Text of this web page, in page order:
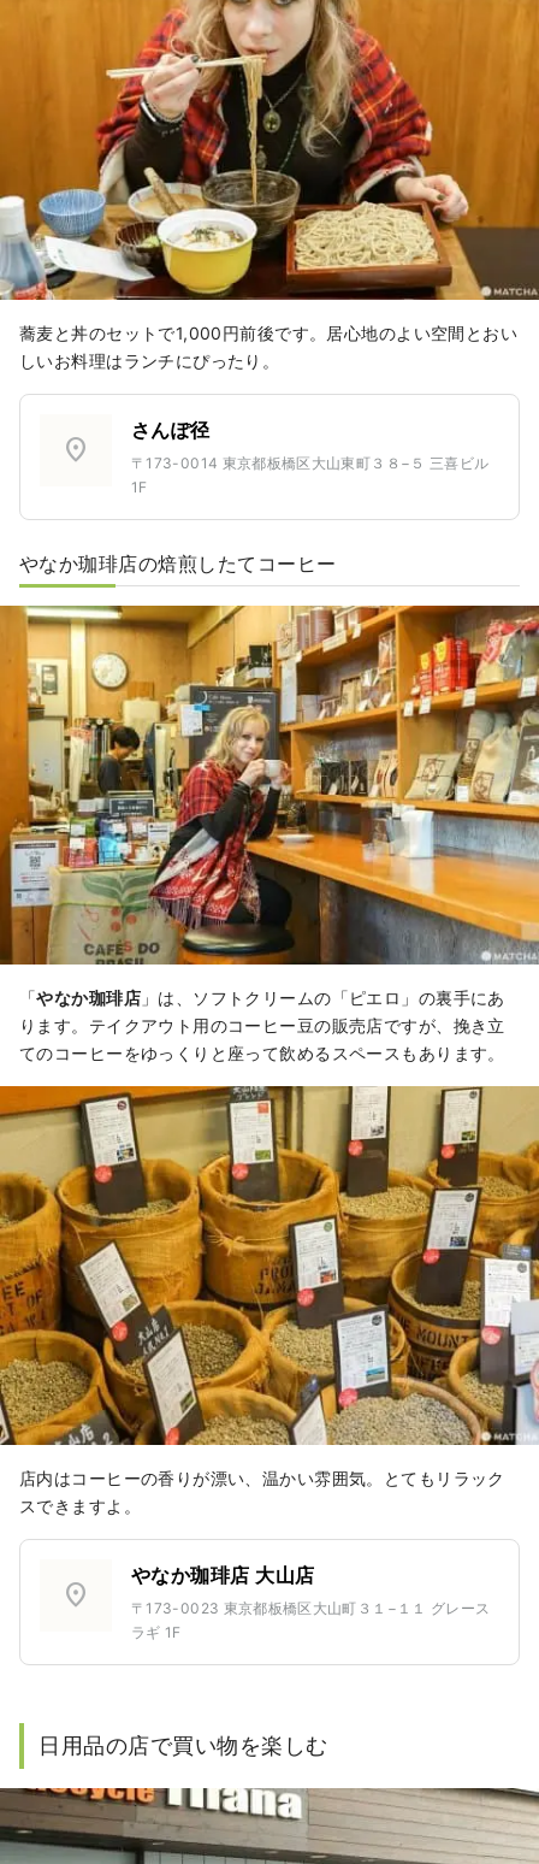
蕎麦と丼のセットで1,000円前後です。居心地のよい空間とおい
しいお料理はランチにぴったり。
location_on
さんぽ径
〒173-0014 東京都板橋区大山東町３８−５ 三喜ビル
1F
やなか珈琲店の焙煎したてコーヒー
「やなか珈琲店」は、ソフトクリームの「ピエロ」の裏手にあ
ります。テイクアウト用のコーヒー豆の販売店ですが、挽き立
てのコーヒーをゆっくりと座って飲めるスペースもあります。
店内はコーヒーの香りが漂い、温かい雰囲気。とてもリラック
スできますよ。
location_on
やなか珈琲店 大山店
〒173-0023 東京都板橋区大山町３１−１１ グレース
ラギ 1F
日用品の店で買い物を楽しむ